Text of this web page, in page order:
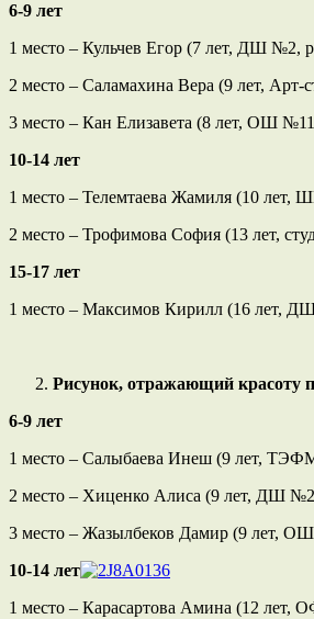
6-9 лет
1 место – Кульчев Егор (7 лет, ДШ №2,
2 место – Саламахина Вера (9 лет, Арт-
3 место – Кан Елизавета (8 лет, ОШ
10-14 лет
1 место – Телемтаева Жамиля (10 лет,
2 место – Трофимова София (13 лет,
15-17 лет
1 место – Максимов Кирилл (16 лет,
Рисунок, отражающий красоту
6-9 лет
1 место – Салыбаева Инеш (9 лет,
2 место – Хиценко Алиса (9 лет, ДШ
3 место – Жазылбеков Дамир (9 лет,
10-14 лет
1 место – Карасартова Амина (12 лет,